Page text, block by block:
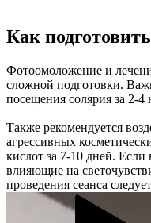
Как
Фотоомоложение и
сложной подготовки.
посещения солярия за 2-4
Также рекомендуется
агрессивных
кислот за 7-10 дней.
влияющие на
проведения сеанса